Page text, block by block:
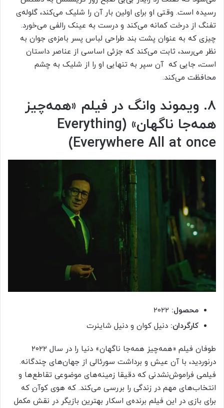
رسیده است. وقتی او برای اولین بار آن را شلیک می‌کند، گلوله‌ی
تفنگ از درخت کمانه می‌کند و درست به عینک رالفی می‌خورد.
چیزی که به عنوان پشت بند طراحی لباس پسر بامزه‌ی جوان به
نظر می‌رسد، ثابت می‌کند که جزئی اساسی از عناصر داستان
است، جایی که آن سپر به تنهایی او را از شلیک به چشم
محافظت می‌کند.
۸. ویموند وانگ در فیلم «همه‌چیز
همه‌جا ناگهان» (Everything
Everywhere All at once
)
محصول: ۲۰۲۲
کارگردان: دنیل کوان و دنیل شاینرت
طوفان فیلم «همه‌چیز همه‌جا ناگهان» دنیا را در سال ۲۰۲۲
درنوردید، با آن عیش و برداشت سورئالی از جهان‌های چندگانه.
فیلمی فراموش‌نشدنی که دقیقا زمینه‌های موضوعی تقاطع‌ها و
انتخاب‌های مهم در زندگی را بررسی می‌کند. که هوی کوآن که
برای بازی در این فیلم برنده‌ی اسکار بهترین بازیگر در نقش مکمل